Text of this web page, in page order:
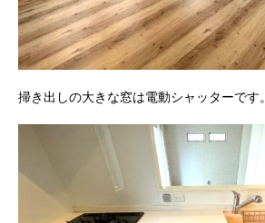
掃き出しの大きな窓は電動シャッターです。